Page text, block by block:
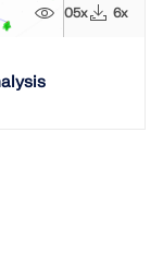
105x 6x